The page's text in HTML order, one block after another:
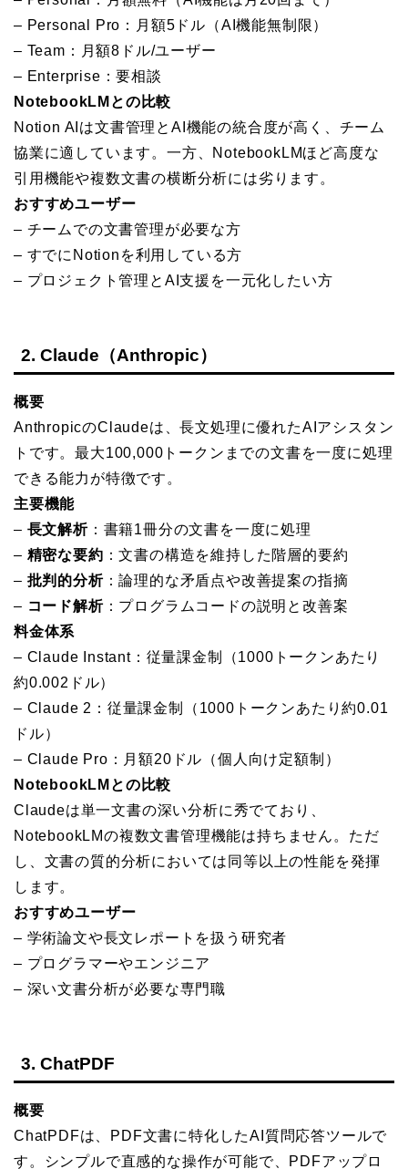
– Personal Pro：月額5ドル（AI機能無制限）
– Team：月額8ドル/ユーザー
– Enterprise：要相談
NotebookLMとの比較
Notion AIは文書管理とAI機能の統合度が高く、チーム
協業に適しています。一方、NotebookLMほど高度な
引用機能や複数文書の横断分析には劣ります。
おすすめユーザー
– チームでの文書管理が必要な方
– すでにNotionを利用している方
– プロジェクト管理とAI支援を一元化したい方
2. Claude（Anthropic）
概要
AnthropicのClaudeは、長文処理に優れたAIアシスタン
トです。最大100,000トークンまでの文書を一度に処理
できる能力が特徴です。
主要機能
– 長文解析：書籍1冊分の文書を一度に処理
– 精密な要約 ：文書の構造を維持した階層的要約
– 批判的分析：論理的な矛盾点や改善提案の指摘
– コード解析：プログラムコードの説明と改善案
料金体系
– Claude Instant：従量課金制（1000トークンあたり
約0.002ドル）
– Claude 2：従量課金制（1000トークンあたり約0.01
ドル）
– Claude Pro：月額20ドル（個人向け定額制）
NotebookLMとの比較
Claudeは単一文書の深い分析に秀でており、
NotebookLMの複数文書管理機能は持ちません。ただ
し、文書の質的分析においては同等以上の性能を発揮
します。
おすすめユーザー
– 学術論文や長文レポートを扱う研究者
– プログラマーやエンジニア
– 深い文書分析が必要な専門職
3. ChatPDF
概要
ChatPDFは、PDF文書に特化したAI質問応答ツールで
す。シンプルで直感的な操作が可能で、PDFアップロ